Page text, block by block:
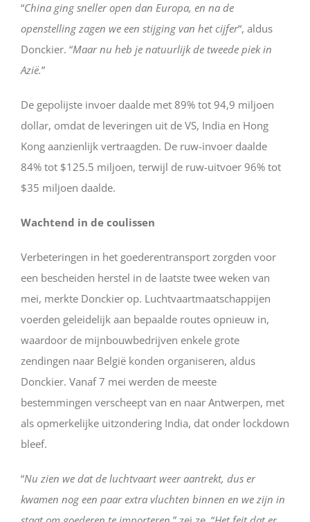
“China ging sneller open dan Europa, en na de
openstelling zagen we een stijging van het cijfer“, aldus
Donckier. “Maar nu heb je natuurlijk de tweede piek in
Azië.”
De gepolijste invoer daalde met 89% tot 94,9 miljoen
dollar, omdat de leveringen uit de VS, India en Hong
Kong aanzienlijk vertraagden. De ruw-invoer daalde
84% tot $125.5 miljoen, terwijl de ruw-uitvoer 96% tot
$35 miljoen daalde.
Wachtend in de coulissen
Verbeteringen in het goederentransport zorgden voor
een bescheiden herstel in de laatste twee weken van
mei, merkte Donckier op. Luchtvaartmaatschappijen
voerden geleidelijk aan bepaalde routes opnieuw in,
waardoor de mijnbouwbedrijven enkele grote
zendingen naar België konden organiseren, aldus
Donckier. Vanaf 7 mei werden de meeste
bestemmingen verscheept van en naar Antwerpen, met
als opmerkelijke uitzondering India, dat onder lockdown
bleef.
“Nu zien we dat de luchtvaart weer aantrekt, dus er
kwamen nog een paar extra vluchten binnen en we zijn in